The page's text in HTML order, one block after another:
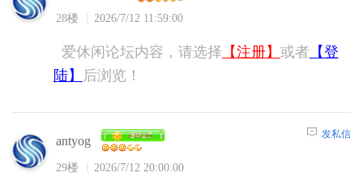
28楼 2026/7/12 11:59:00
爱休闲论坛内容，请选择 【注册】 或者 【登
陆】
后浏览！
antyog
29楼 2026/7/12 20:00:00
发私信